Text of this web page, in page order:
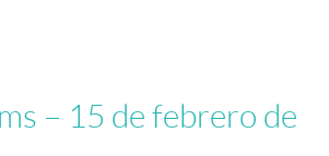
– 15 de febrero de